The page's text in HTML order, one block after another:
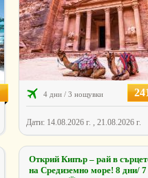
4 дни / 3 нощувки
Дати: 14.08.2026 г. , 21.08.2026 г.
Открий Кипър – рай в
на Средиземно море! 8 дни/ 7